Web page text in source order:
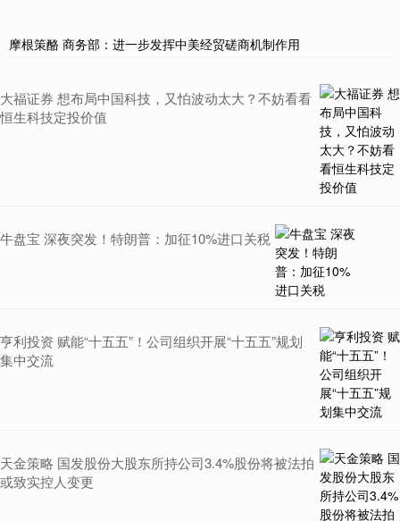
摩根策酪 商务部：进一步发挥中美经贸磋商机制作用
大福证券 想布局中国科技，又怕波动太大？不妨看看
恒生科技定投价值
牛盘宝 深夜突发！特朗普：加征10%进口关税
亨利投资 赋能“十五五”！公司组织开展“十五五”规划
集中交流
天金策略 国发股份大股东所持公司3.4%股份将被法拍
或致实控人变更